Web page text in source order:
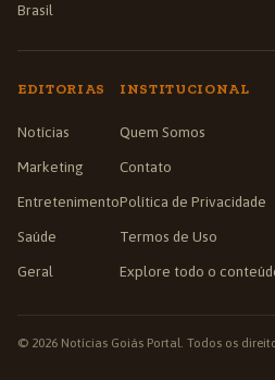
Brasil
EDITORIAS
Notícias
Marketing
Entretenimento
Saúde
Geral
INSTITUCIONAL
Quem Somos
Contato
Política de Privacidade
Termos de Uso
Explore todo o
© 2026 Notícias Goiás Portal. Todos os